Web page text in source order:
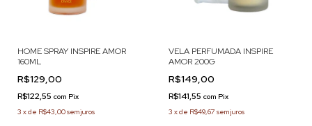
HOME SPRAY INSPIRE AMOR
160ML
R$129,00
R$122,55 com Pix
3 xde R$43,00sem juros
VELA PERFUMADA INSPIRE
AMOR 200G
R$149,00
R$141,55 com Pix
3 xde R$49,67 sem juros